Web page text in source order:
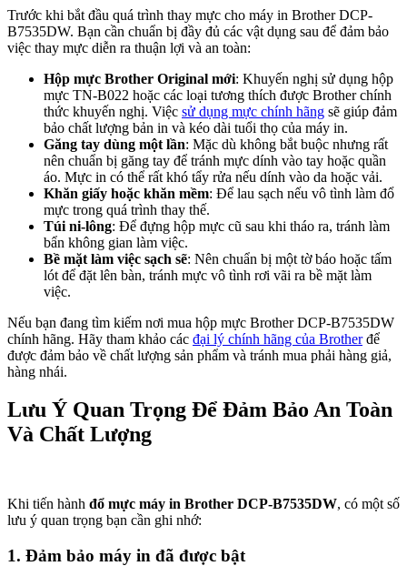
Trước khi bắt đầu quá trình thay mực cho máy in Brother DCP-
B7535DW. Bạn cần chuẩn bị đầy đủ các vật dụng sau để đảm bảo
việc thay mực diễn ra thuận lợi và an toàn:
Hộp mực Brother Original mới: Khuyến nghị sử dụng hộp
mực TN-B022 hoặc các loại tương thích được Brother chính
thức khuyến nghị. Việc sử dụng mực chính hãng sẽ giúp đảm
bảo chất lượng bản in và kéo dài tuổi thọ của máy in.
Găng tay dùng một lần: Mặc dù không bắt buộc nhưng rất
nên chuẩn bị găng tay để tránh mực dính vào tay hoặc quần
áo. Mực in có thể rất khó tẩy rửa nếu dính vào da hoặc vải.
Khăn giấy hoặc khăn mềm: Để lau sạch nếu vô tình làm đổ
mực trong quá trình thay thế.
Túi ni-lông: Để đựng hộp mực cũ sau khi tháo ra, tránh làm
bẩn không gian làm việc.
Bề mặt làm việc sạch sẽ: Nên chuẩn bị một tờ báo hoặc tấm
lót để đặt lên bàn, tránh mực vô tình rơi vãi ra bề mặt làm
việc.
Nếu bạn đang tìm kiếm nơi mua hộp mực Brother DCP-B7535DW
chính hãng. Hãy tham khảo các đại lý chính hãng của Brotherđể
được đảm bảo về chất lượng sản phẩm và tránh mua phải hàng giả,
hàng nhái.
Lưu Ý Quan Trọng Để Đảm Bảo An Toàn
Và Chất Lượng
Khi tiến hành đổ mực máy in Brother DCP-B7535DW, có một số
lưu ý quan trọng bạn cần ghi nhớ:
1. Đảm bảo máy in đã được bật